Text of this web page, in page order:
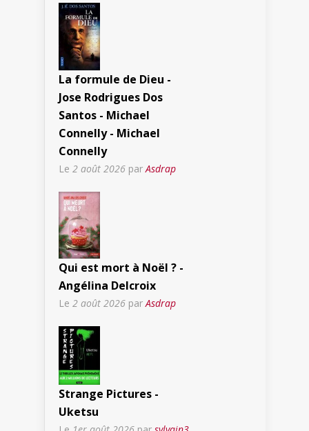
La formule de Dieu -
Jose Rodrigues Dos
Santos - Michael
Connelly - Michael
Connelly
Le 2 août 2026 parAsdrap
Qui est mort à Noël ? -
Angélina Delcroix
Le 2 août 2026 parAsdrap
Strange Pictures -
Uketsu